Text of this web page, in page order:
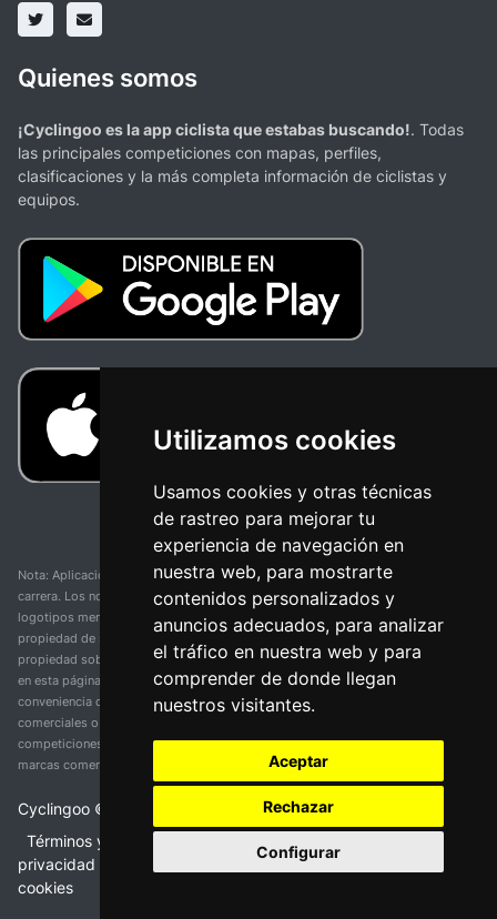
Utilizamos cookies
Usamos cookies y otras técnicas
de rastreo para mejorar tu
experiencia de navegación en
nuestra web, para mostrarte
contenidos personalizados y
anuncios adecuados, para analizar
el tráfico en nuestra web y para
comprender de donde llegan
nuestros visitantes.
Aceptar
Rechazar
Configurar
Quienes somos
¡Cyclingoo es la app ciclista que estabas buscando!. Todas
las principales competiciones con mapas, perfiles,
clasificaciones y la más completa información de ciclistas y
equipos.
Nota: Aplicación y web no oficial y no relacionada con ninguna organización o
carrera. Los nombres de equipos, competiciones, marcas comerciales y
logotipos mencionados en esta página de resultados de ciclismo son
propiedad de sus respectivos dueños. No tenemos afiliación, patrocinio ni
propiedad sobre estas marcas comerciales. Toda la información proporcionada
en esta página se presenta únicamente con fines informativos y para la
conveniencia de nuestros usuarios. Cualquier uso de nombres, marcas
comerciales o logotipos tiene el único propósito de identificar equipos y
competiciones y no implica asociación o respaldo. Todos los derechos de las
marcas comerciales mencionadas aquí pertenecen a sus propietarios legítimos.
Cyclingoo ©
Términos y condiciones del servicio
privacidad
Política de cookies • Cambiar opciones de
cookies